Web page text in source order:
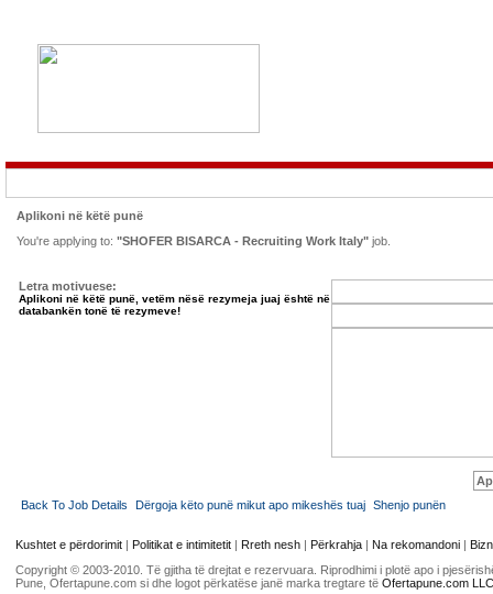
Aplikoni në këtë punë
You're applying to: "SHOFER BISARCA - Recruiting Work Italy" job.
Letra motivuese:
Aplikoni në këtë punë, vetëm nësë rezymeja juaj është në
databankën tonë të rezymeve!
Back To Job Details Dërgoja këto punë mikut apo mikeshës tuaj Shenjo punën
Kushtet e përdorimit | Politikat e intimitetit | Rreth nesh | Përkrahja | Na rekomandoni |
Copyright © 2003-2010. Të gjitha të drejtat e rezervuara. Riprodhimi i plotë apo i
Pune, Ofertapune.com si dhe logot përkatëse janë marka tregtare të Ofertapune.com LLC